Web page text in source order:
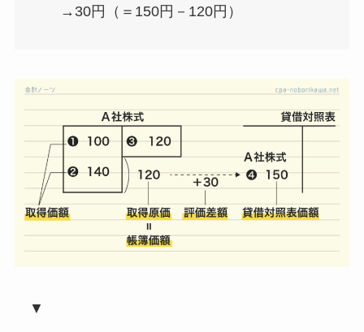
→30円（＝150円－120円）
▼